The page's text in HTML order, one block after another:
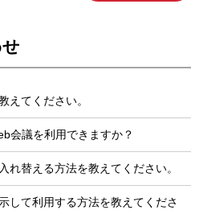
えてください。
会議を利用できますか？
れ替える方法を教えてください。
して利用する方法を教えてくださ